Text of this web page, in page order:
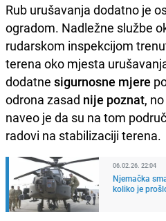
Rub urušavanja dodatno je
ogradom. Nadležne službe
rudarskom inspekcijom
terena oko mjesta
dodatne sigurnosne mjere
odrona zasad nije poznat,
naveo je da su na tom
radovi na stabilizaciji terena.
06.02.26. 22:04
Njemačka
koliko je